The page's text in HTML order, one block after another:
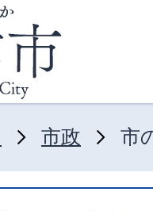
市政 市